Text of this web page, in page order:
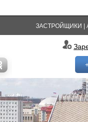
ЗАСТРОЙЩИКИ